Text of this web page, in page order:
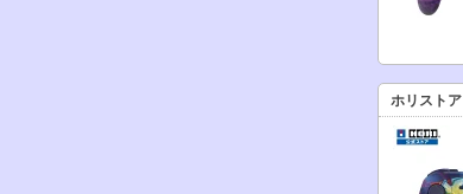
ホリストア